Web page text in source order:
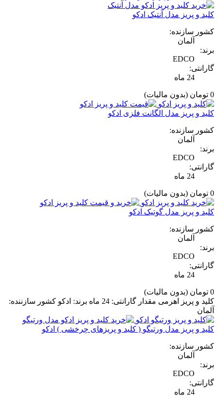
کلید و پریز مدل آنتیک ادکو
کشور سازنده:
آلمان
برند:
EDCO
گارانتی:
24 ماه
0 تومان (بدون مالیات)
کلید و پریز مدل الگانت فلزی ادکو
کشور سازنده:
آلمان
برند:
EDCO
گارانتی:
24 ماه
0 تومان (بدون مالیات)
کلید و پریز مدل گوتیک ادکو
کشور سازنده:
آلمان
برند:
EDCO
گارانتی:
24 ماه
0 تومان
(بدون مالیات)
کلید و پریز اهرمی مقدار گارانتی: 24 ماه برند: ادکو کشور سازننده:
آلمان
کلید و پریز مدل ورتیگو ( کلید و پریزهای چرخشی ) ادکو
کشور سازنده:
آلمان
برند:
EDCO
گارانتی:
24 ماه